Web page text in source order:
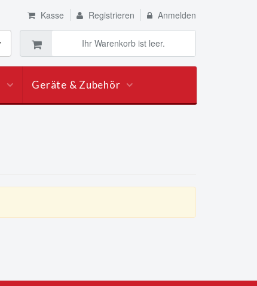
Kasse Registrieren Anmelden
Ihr Warenkorb ist leer.
Geräte & Zubehör